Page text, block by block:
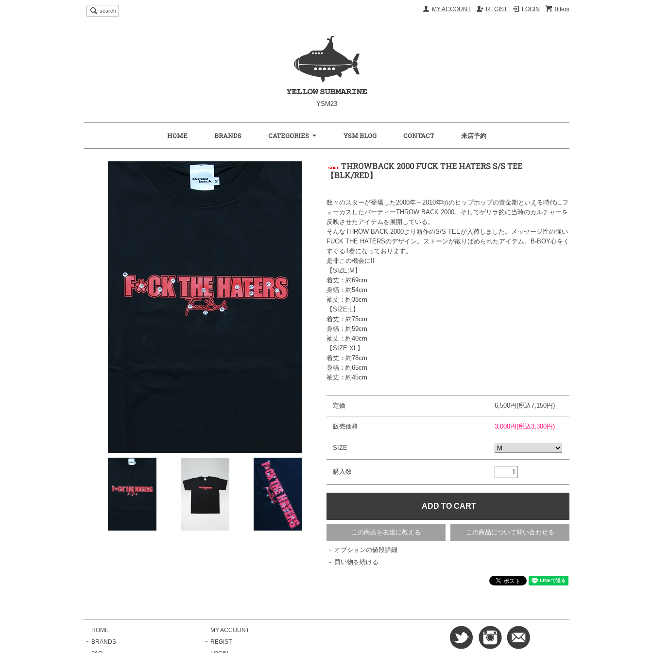
0item
LOGIN
REGIST
MY ACCOUNT
search
YSM23
HOME BRANDS CATEGORIES YSM BLOG CONTACT 来店予約
THROWBACK 2000 FUCK THE HATERS S/S TEE
【BLK/RED】
数々のスターが登場した2000年～2010年頃のヒップホップの黄金期といえる時代にフ
ォーカスしたパーティーTHROW BACK 2000。そしてゲリラ的に当時のカルチャーを
反映させたアイテムを展開している。
そんなTHROW BACK 2000より新作のS/S TEEが入荷しました。メッセージ性の強い
FUCK THE HATERSのデザイン。ストーンが散りばめられたアイテム。B-BOY心をく
すぐる1着になっております。
是非この機会に!!
【SIZE:M】
着丈：約69cm
身幅：約54cm
袖丈：約38cm
【SIZE:L】
着丈：約75cm
身幅：約59cm
袖丈：約40cm
【SIZE:XL】
着丈：約78cm
身幅：約65cm
袖丈：約45cm
定価 6,500円(税込7,150円)
販売価格 3,000円(税込3,300円)
SIZE
購入数
この商品を友達に教える この商品について問い合わせる
オプションの値段詳細
買い物を続ける
HOME
BRANDS
MY ACCOUNT
REGIST